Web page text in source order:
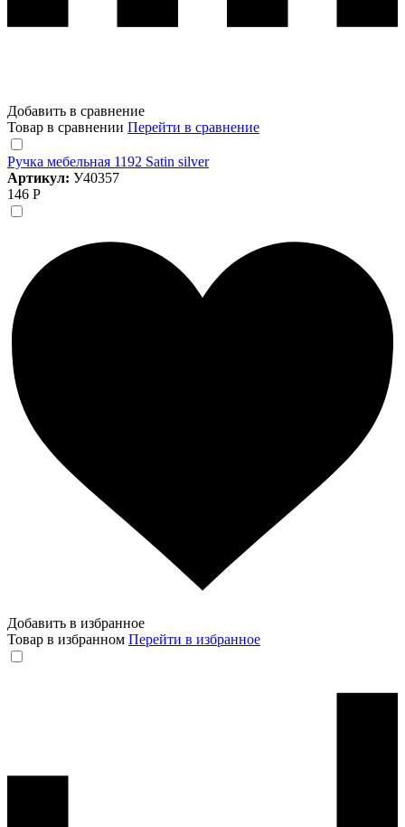
Добавить в сравнение
Товар в сравнении Перейти в сравнение
Ручка мебельная 1192 Satin silver
Артикул: У40357
146 Р
Добавить в избранное
Товар в избранном Перейти в избранное